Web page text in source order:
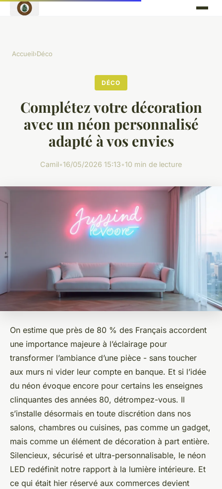
Accueil›Déco
DÉCO
Complétez votre décoration
avec un néon personnalisé
adapté à vos envies
Camil•16/05/2026 15:13•10 min de lecture
On estime que près de 80 % des Français accordent
une importance majeure à l’éclairage pour
transformer l’ambiance d’une pièce - sans toucher
aux murs ni vider leur compte en banque. Et si l’idée
du néon évoque encore pour certains les enseignes
clinquantes des années 80, détrompez-vous. Il
s’installe désormais en toute discrétion dans nos
salons, chambres ou cuisines, pas comme un gadget,
mais comme un élément de décoration à part entière.
Silencieux, sécurisé et ultra-personnalisable, le néon
LED redéfinit notre rapport à la lumière intérieure. Et
ce qui était hier réservé aux commerces devient